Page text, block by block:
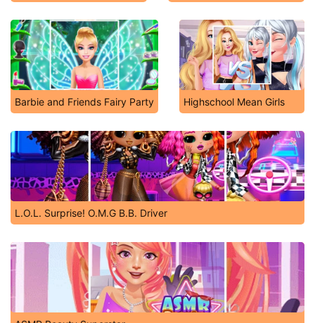
Barbie and Friends Fairy Party Highschool Mean Girls
L.O.L. Surprise! O.M.G B.B. Driver